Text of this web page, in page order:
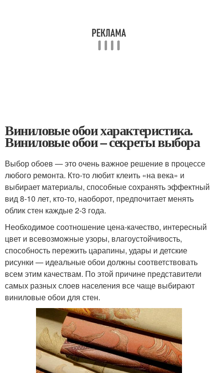
Виниловые обои характеристика.
Виниловые обои – секреты выбора
Выбор обоев — это очень важное решение в процессе
любого ремонта. Кто-то любит клеить «на века» и
выбирает материалы, способные сохранять эффектный
вид 8-10 лет, кто-то, наоборот, предпочитает менять
облик стен каждые 2-3 года.
Необходимое соотношение цена-качество, интересный
цвет и всевозможные узоры, влагоустойчивость,
способность пережить царапины, удары и детские
рисунки — идеальные обои должны соответствовать
всем этим качествам. По этой причине представители
самых разных слоев населения все чаще выбирают
виниловые обои для стен.